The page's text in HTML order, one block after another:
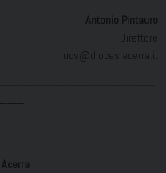
Antonio Pintauro
Direttore
ucs@diocesiacerra.it
Acerra